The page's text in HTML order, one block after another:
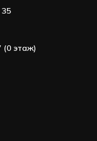
35
(0 этаж)